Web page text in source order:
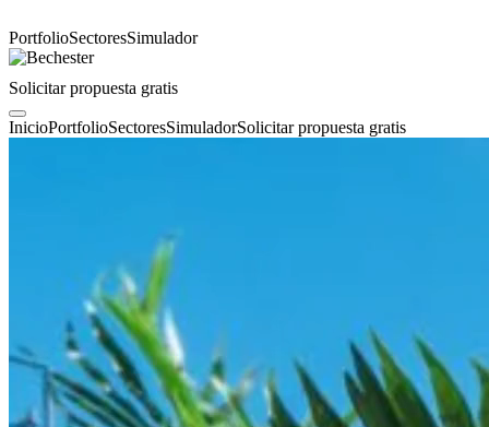
PortfolioSectoresSimulador
Solicitar propuesta gratis
InicioPortfolioSectoresSimuladorSolicitar propuesta gratis